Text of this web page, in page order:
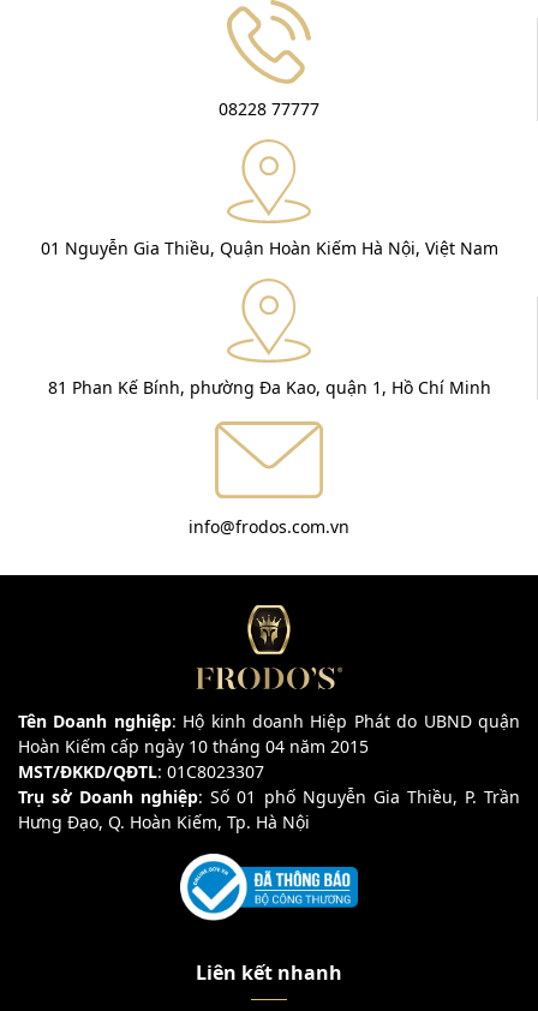
08228 77777
01 Nguyễn Gia Thiều, Quận Hoàn Kiếm Hà Nội, Việt Nam
81 Phan Kế Bính, phường Đa Kao, quận 1, Hồ Chí Minh
info@frodos.com.vn
Tên Doanh nghiệp: Hộ kinh doanh Hiệp Phát do UBND quận
Hoàn Kiếm cấp ngày 10 tháng 04 năm 2015
MST/ĐKKD/QĐTL: 01C8023307
Trụ sở Doanh nghiệp: Số 01 phố Nguyễn Gia Thiều, P. Trần
Hưng Đạo, Q. Hoàn Kiếm, Tp. Hà Nội
Liên kết nhanh